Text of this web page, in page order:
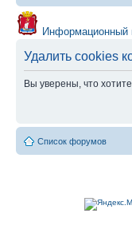
Информационный
Удалить cookies
Вы уверены, что
Список форумов